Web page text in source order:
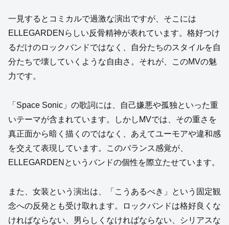
一見するとコミカルで過激な演出ですが、そこには
ELLEGARDENらしい反骨精神が表れています。格好つけ
るだけのロックバンドではなく、自分たちのスタイルを自
分たちで壊していくような自由さ。それが、このMVの魅
力です。
「Space Sonic」の歌詞には、自己嫌悪や孤独といった重
いテーマが含まれています。しかしMVでは、その重さを
真正面から暗く描くのではなく、あえてユーモアや違和感
を交えて表現しています。このバランス感覚が、
ELLEGARDENというバンドの個性を際立たせています。
また、女装という演出は、「こうあるべき」という固定観
念への反発とも受け取れます。ロックバンドは格好良くな
ければならない、男らしくなければならない、シリアスな